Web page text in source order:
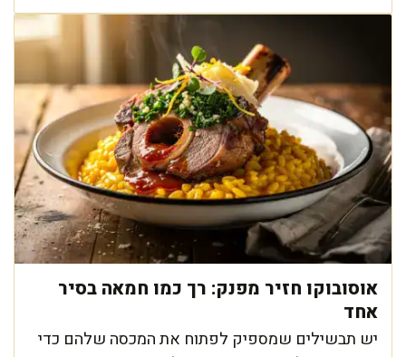
אוסובוקו חזיר מפנק: רך כמו חמאה בסיר
אחד
יש תבשילים שמספיק לפתוח את המכסה שלהם כדי